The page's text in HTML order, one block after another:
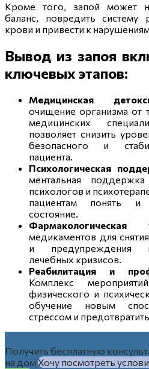
Кроме того, запой может
баланс, повредить систему
крови и привести к
Вывод из запоя
ключевых этапов:
Медицинская
очищение организма от
медицинских
позволяет снизить
безопасного и
пациента.
Психологическая
ментальная
психологов и
пациентам понять и
состояние.
Фармакологическая
медикаментов для
и предупреждения
лечебных кризисов.
Реабилитация и
Комплекс
физического и
обучение новым
стрессом и
Получить бесплатную
на домХочу посмотреть